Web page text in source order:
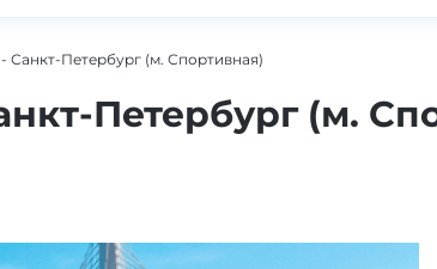
Санкт-Петербург (м. Спортивная)
Петербург (м.